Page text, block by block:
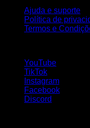
Ajuda e suporte
Política de
Termos e
YouTube
TikTok
Instagram
Facebook
Discord